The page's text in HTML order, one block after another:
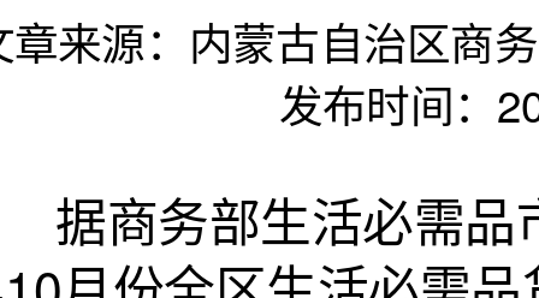
章来源：内蒙古自治区
发布时间：
务部生活必需品市